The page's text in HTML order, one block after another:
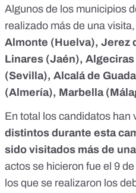
Algunos de los municipios
realizado más de una
Almonte (Huelva), Jerez
Linares (Jaén),
(Sevilla), Alcalá de
(Almería), Marbella
En total los candidatos han
distintos durante esta
sido visitados más de
actos se hicieron fue el 9
los que se realizaron los